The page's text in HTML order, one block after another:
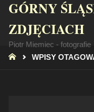
GÓRNY
ZDJĘCIACH
Piotr Miemiec - fotografie
STRONA
WPISY